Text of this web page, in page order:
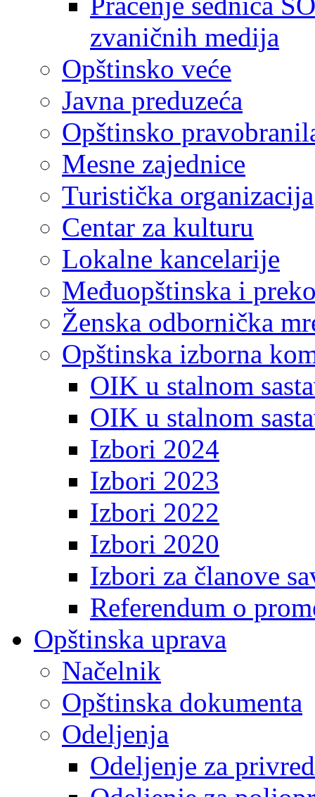
zvaničnih medija
Opštinsko veće
Javna preduzeća
Opštinsko
Mesne zajednice
Turistička organizacija
Centar za kulturu
Lokalne kancelarije
Međuopštinska i
Ženska odbornička
Opštinska izborna
OIK u stalnom
OIK u stalnom
Izbori 2024
Izbori 2023
Izbori 2022
Izbori 2020
Izbori za članove
Referendum o
Opštinska uprava
Načelnik
Opštinska dokumenta
Odeljenja
Odeljenje za